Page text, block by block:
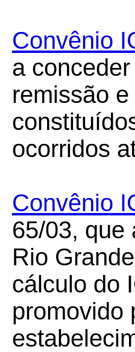
Convênio
a
remissão
ocorridos
Convênio
65/03, que
Rio
cálculo do
promovido